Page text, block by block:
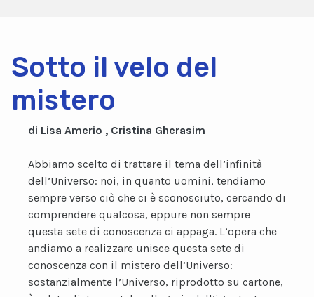
Sotto il velo del
mistero
di Lisa Amerio , Cristina Gherasim
Abbiamo scelto di trattare il tema dell’infinità
dell’Universo: noi, in quanto uomini, tendiamo
sempre verso ciò che ci è sconosciuto, cercando di
comprendere qualcosa, eppure non sempre
questa sete di conoscenza ci appaga. L’opera che
andiamo a realizzare unisce questa sete di
conoscenza con il mistero dell’Universo:
sostanzialmente l’Universo, riprodotto su cartone,